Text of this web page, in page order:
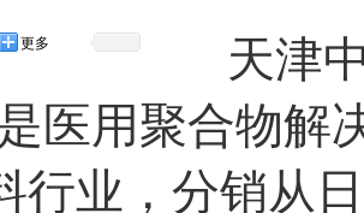
更多
天津
医用聚合物解
行业，分销从